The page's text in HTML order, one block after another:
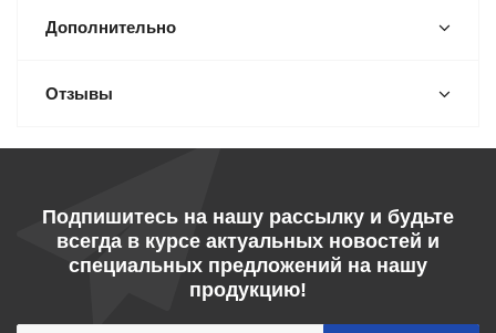
Дополнительно
Отзывы
Подпишитесь на нашу рассылку и будьте
всегда в курсе актуальных новостей и
специальных предложений на нашу
продукцию!